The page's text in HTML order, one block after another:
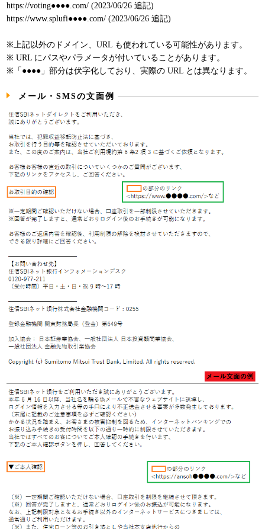
https://voting●●●●.com/ (2023/06/26 追記)
https://www.splufi●●●●.com/ (2023/06/26 追記)
※上記以外のドメイン、URL も使われている可能性があります。
※ URL にパスやパラメータが付いていることがあります。
※「●●●●」部分は伏字化しており、実際の URL とは異なります。
メール・SMSの文面例